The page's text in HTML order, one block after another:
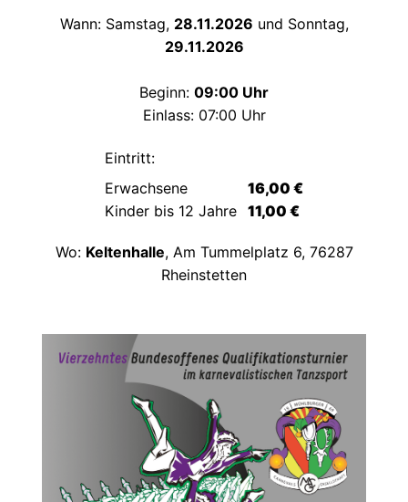
Wann: Samstag, 28.11.2026 und Sonntag,
29.11.2026
Beginn: 09:00 Uhr
Einlass: 07:00 Uhr
Eintritt:
Erwachsene
16,00 €
Kinder bis 12 Jahre 11,00 €
Wo: Keltenhalle, Am Tummelplatz 6, 76287
Rheinstetten